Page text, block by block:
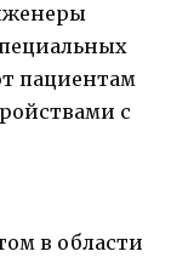
пациентам
с
в области